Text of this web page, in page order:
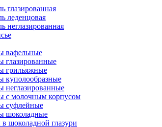
глазированная
леденцовая
неглазированная
вафельные
глазированные
грильяжные
куполообразные
неглазированные
с молочным корпусом
суфлейные
шоколадные
шоколадной глазури